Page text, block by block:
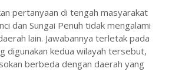
pertanyaan di tengah masyarakat
dan Sungai Penuh tidak mengalami
lain. Jawabannya terletak pada
digunakan kedua wilayah tersebut,
berbeda dengan daerah yang